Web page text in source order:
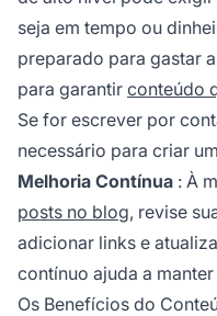
seja em tempo ou
preparado para gastar
para garantir conteúdo
Se for escrever por
necessário para criar
Melhoria Contínua : À
posts no blog, revise
adicionar links e
contínuo ajuda a
Os Benefícios do